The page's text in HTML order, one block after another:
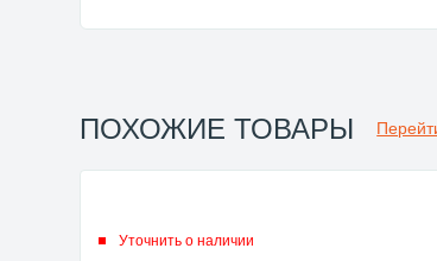
ПОХОЖИЕ ТОВАРЫ
Уточнить о наличии